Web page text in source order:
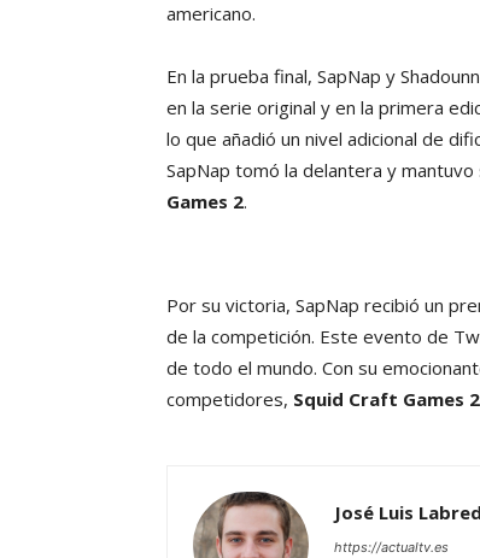
americano.
En la prueba final, SapNap y
en la serie original y en la primera
lo que añadió un nivel adicional de
SapNap tomó la delantera y
Games 2.
Por su victoria, SapNap recibió un
de la competición. Este evento de
de todo el mundo. Con su
competidores, Squid Craft Games 2
José Luis
https://actualtv.es